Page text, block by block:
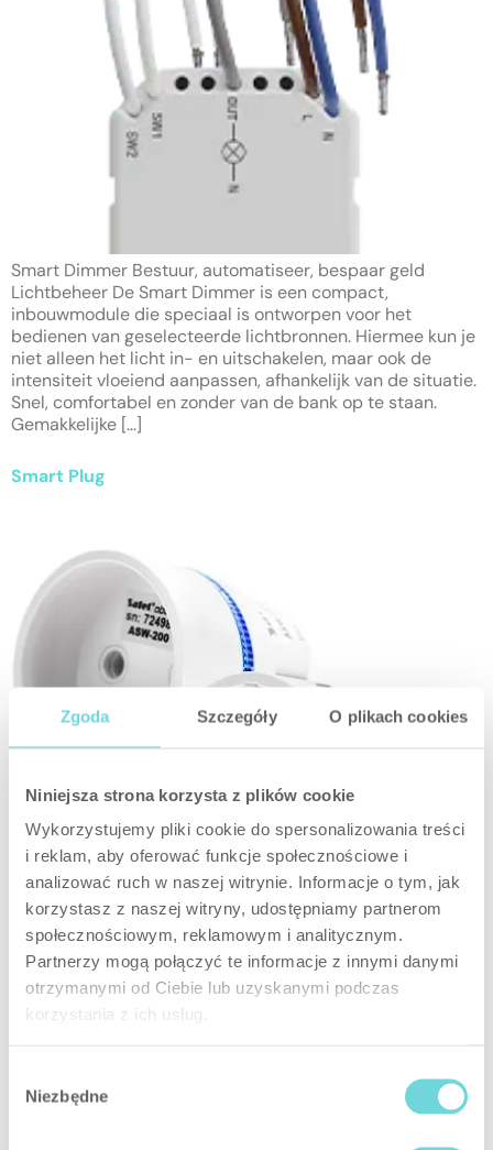
Zgoda Szczegóły O plikach cookies
Niniejsza strona korzysta z plików cookie
Wykorzystujemy pliki cookie do spersonalizowania treści
i reklam, aby oferować funkcje społecznościowe i
analizować ruch w naszej witrynie. Informacje o tym, jak
korzystasz z naszej witryny, udostępniamy partnerom
społecznościowym, reklamowym i analitycznym.
Partnerzy mogą połączyć te informacje z innymi danymi
otrzymanymi od Ciebie lub uzyskanymi podczas
korzystania z ich usług.
zgody
Niezbędne
Smart Dimmer Bestuur, automatiseer, bespaar geld
Lichtbeheer De Smart Dimmer is een compact,
inbouwmodule die speciaal is ontworpen voor het
bedienen van geselecteerde lichtbronnen. Hiermee kun je
niet alleen het licht in- en uitschakelen, maar ook de
intensiteit vloeiend aanpassen, afhankelijk van de situatie.
Snel, comfortabel en zonder van de bank op te staan.
Gemakkelijke […]
Smart Plug
Smart Plug Bestuur, automatiseer, bespaar geld Snelle
actie – Smart Home in enkele seconden Steek de slimme
stekker gewoon in een stopcontact en sluit vervolgens elk
apparaat tot 2.300 watt aan om je huis slim te maken. Of
je nu thuis bent of onderweg Met de BE WAVE-app kun je
vanaf elke locatie ter wereld […]
Smart 2-CH Relay